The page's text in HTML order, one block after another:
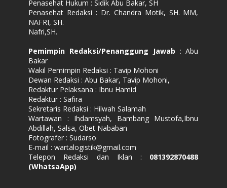
Penasehat Hukum : Sidik Abu Bakar, SH
Penasehat Redaksi : Dr. Chandra Motik, SH. MM,
NAFRI, SH.
Nafri,SH.
Pemimpin Redaksi/Penanggung Jawab : Abu
Bakar
Wakil Pemimpin Redaksi : Tavip Mohoni
Dewan Redaksi : Abu Bakar, Tavip Mohoni,
Redaktur Pelaksana : Ibnu Hamid
Redaktur : Safira
Sekretaris Redaksi : Hilwah Salamah
Wartawan : Ihdamsyah, Bambang Mustofa,Ibnu
Abdillah, Salsa, Obet Nababan
Fotografer : Sudarso
E-mail : wartalogistik@gmail.com
Telepon Redaksi dan Iklan : 081392870488
(WhatsaApp)